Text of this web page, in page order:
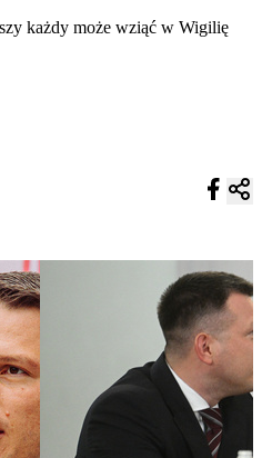
każdy może wziąć w Wigilię